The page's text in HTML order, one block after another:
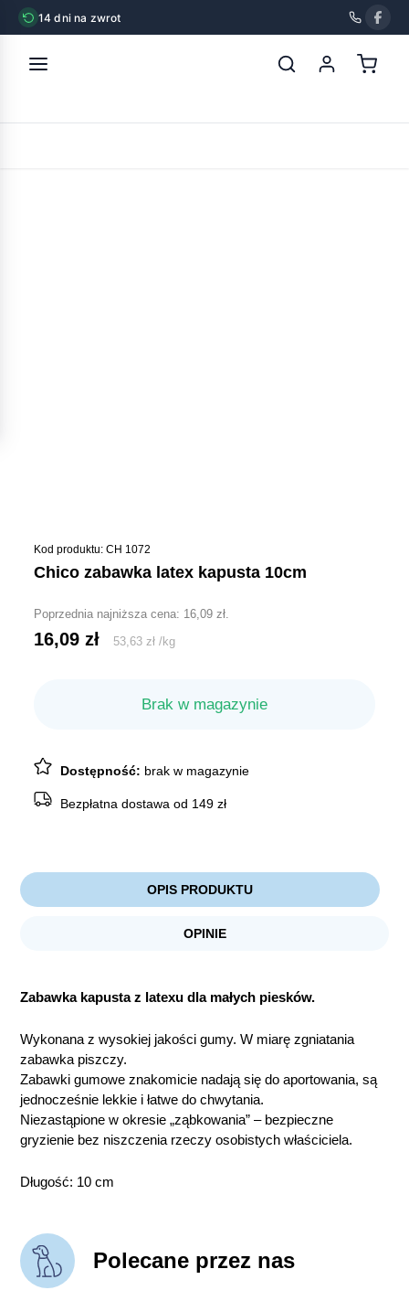
14 dni na zwrot
POWRÓT
Kod produktu: CH 1072
chico zabawka latex kapusta 10cm
Poprzednia najniższa cena: 16,09zł.
16,09zł 53,63zł /kg
Brak w magazynie
Dostępność: brak w magazynie
Bezpłatna dostawa od 149 zł
OPIS PRODUKTU
OPINIE
Zabawka kapusta z latexu dla małych piesków.
Wykonana z wysokiej jakości gumy. W miarę zgniatania
zabawka piszczy.
Zabawki gumowe znakomicie nadają się do aportowania, są
jednocześnie lekkie i łatwe do chwytania.
Niezastąpione w okresie „ząbkowania” – bezpieczne
gryzienie bez niszczenia rzeczy osobistych właściciela.
Długość: 10 cm
Polecane przez nas